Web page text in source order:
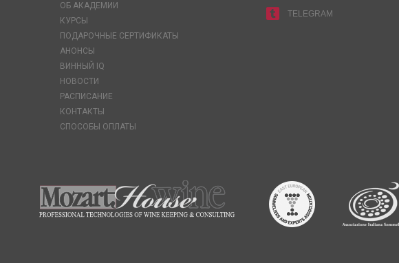
ОБ АКАДЕМИИ
КУРСЫ
ПОДАРОЧНЫЕ СЕРТИФИКАТЫ
АНОНСЫ
ВИННЫЙ IQ
НОВОСТИ
РАСПИСАНИЕ
КОНТАКТЫ
СПОСОБЫ ОПЛАТЫ
TELEGRAM